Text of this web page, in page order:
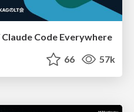
Code Everywhere
66 57k